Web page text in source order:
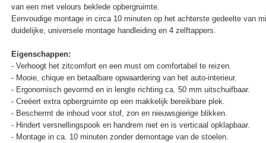
van een met velours beklede opbergruimte.
Eenvoudige montage in circa 10 minuten op het achterste gedeelte van
duidelijke, universele montage handleiding en 4 zelftappers.
Eigenschappen:
- Verhoogt het zitcomfort en een must om comfortabel te reizen.
- Mooie, chique en betaalbare opwaardering van het auto-interieur.
- Ergonomisch gevormd en in lengte richting ca. 50 mm uitschuifbaar.
- Creëert extra opbergruimte op een makkelijk bereikbare plek.
- Beschermt de inhoud voor stof, zon en nieuwsgierige blikken.
- Hindert versnellingspook en handrem niet en is verticaal opklapbaar.
- Montage in ca. 10 minuten zonder demontage van de stoelen.